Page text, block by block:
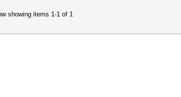
showing items 1-1 of 1